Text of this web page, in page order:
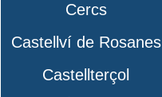
Cercs
Castellví de Rosanes
Castellterçol